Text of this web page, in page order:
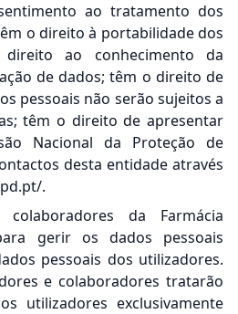
ao tratamento dos
o direito à portabilidade dos
ao conhecimento da
de dados; têm o direito de
pessoais não serão sujeitos a
têm o direito de apresentar
Nacional da Proteção de
desta entidade através
.
da Farmácia
gerir os dados pessoais
pessoais dos utilizadores.
e colaboradores tratarão
utilizadores exclusivamente